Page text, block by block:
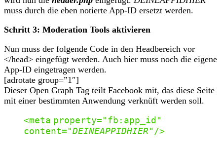
muss durch die eben notierte App-ID ersetzt werden.
Schritt 3: Moderation Tools aktivieren
Nun muss der folgende Code in den Headbereich vor
</head> eingefügt werden. Auch hier muss noch die eigene
App-ID eingetragen werden.
[adrotate group=”1″]
Dieser Open Graph Tag teilt Facebook mit, das diese Seite
mit einer bestimmten Anwendung verknüft werden soll.
<meta property="fb:app_id"
content="DEINEAPPIDHIER" />